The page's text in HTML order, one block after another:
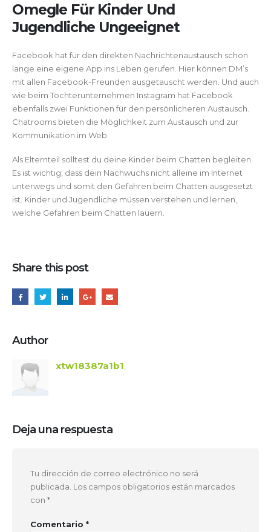
Omegle Für Kinder Und
Jugendliche Ungeeignet
Facebook hat für den direkten Nachrichtenaustausch schon
lange eine eigene App ins Leben gerufen. Hier können DM’s
mit allen Facebook-Freunden ausgetauscht werden. Und auch
wie beim Tochterunternehmen Instagram hat Facebook
ebenfalls zwei Funktionen für den persönlicheren Austausch.
Chatrooms bieten die Möglichkeit zum Austausch und zur
Kommunikation im Web.
Als Elternteil solltest du deine Kinder beim Chatten begleiten.
Es ist wichtig, dass dein Nachwuchs nicht alleine im Internet
unterwegs und somit den Gefahren beim Chatten ausgesetzt
ist. Kinder und Jugendliche müssen verstehen und lernen,
welche Gefahren beim Chatten lauern.
Share this post
Author
xtw18387a1b1
Deja una respuesta
Tu dirección de correo electrónico no será
publicada. Los campos obligatorios están marcados
con *
Comentario *